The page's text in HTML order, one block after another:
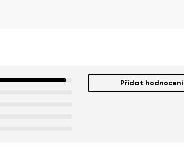
Přidat hodnocení